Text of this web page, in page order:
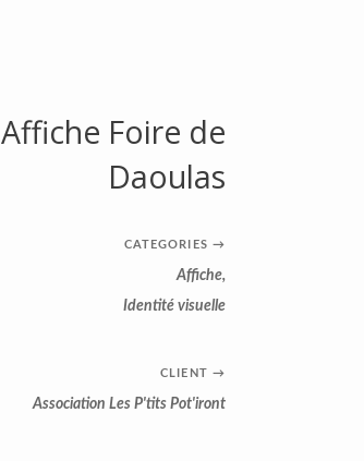
Affiche Foire de
Daoulas
CATEGORIES →
Affiche,
Identité visuelle
CLIENT →
Association Les P'tits Pot'iront